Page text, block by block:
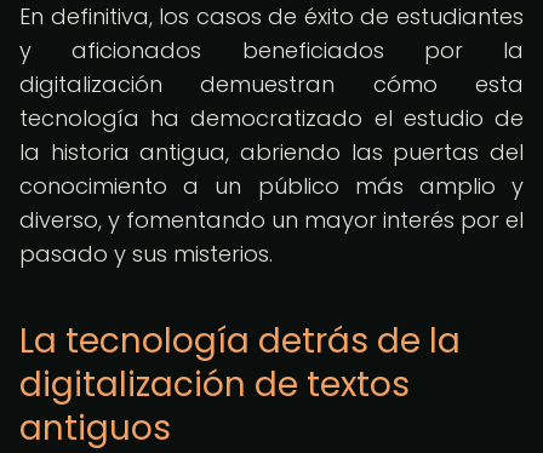
En definitiva, los casos de éxito de estudiantes
y aficionados beneficiados por la
digitalización demuestran cómo esta
tecnología ha democratizado el estudio de
la historia antigua, abriendo las puertas del
conocimiento a un público más amplio y
diverso, y fomentando un mayor interés por el
pasado y sus misterios.
La tecnología detrás de la
digitalización de textos
antiguos